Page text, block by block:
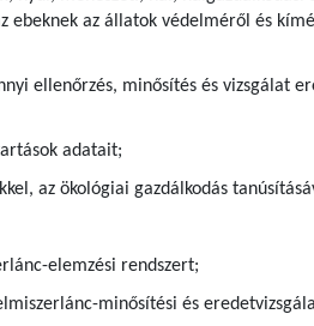
az állatok védelméről és
ellenőrzés, minősítés és vizsgálat
adatait;
az ökológiai gazdálkodás
elemzési rendszert;
minősítési és